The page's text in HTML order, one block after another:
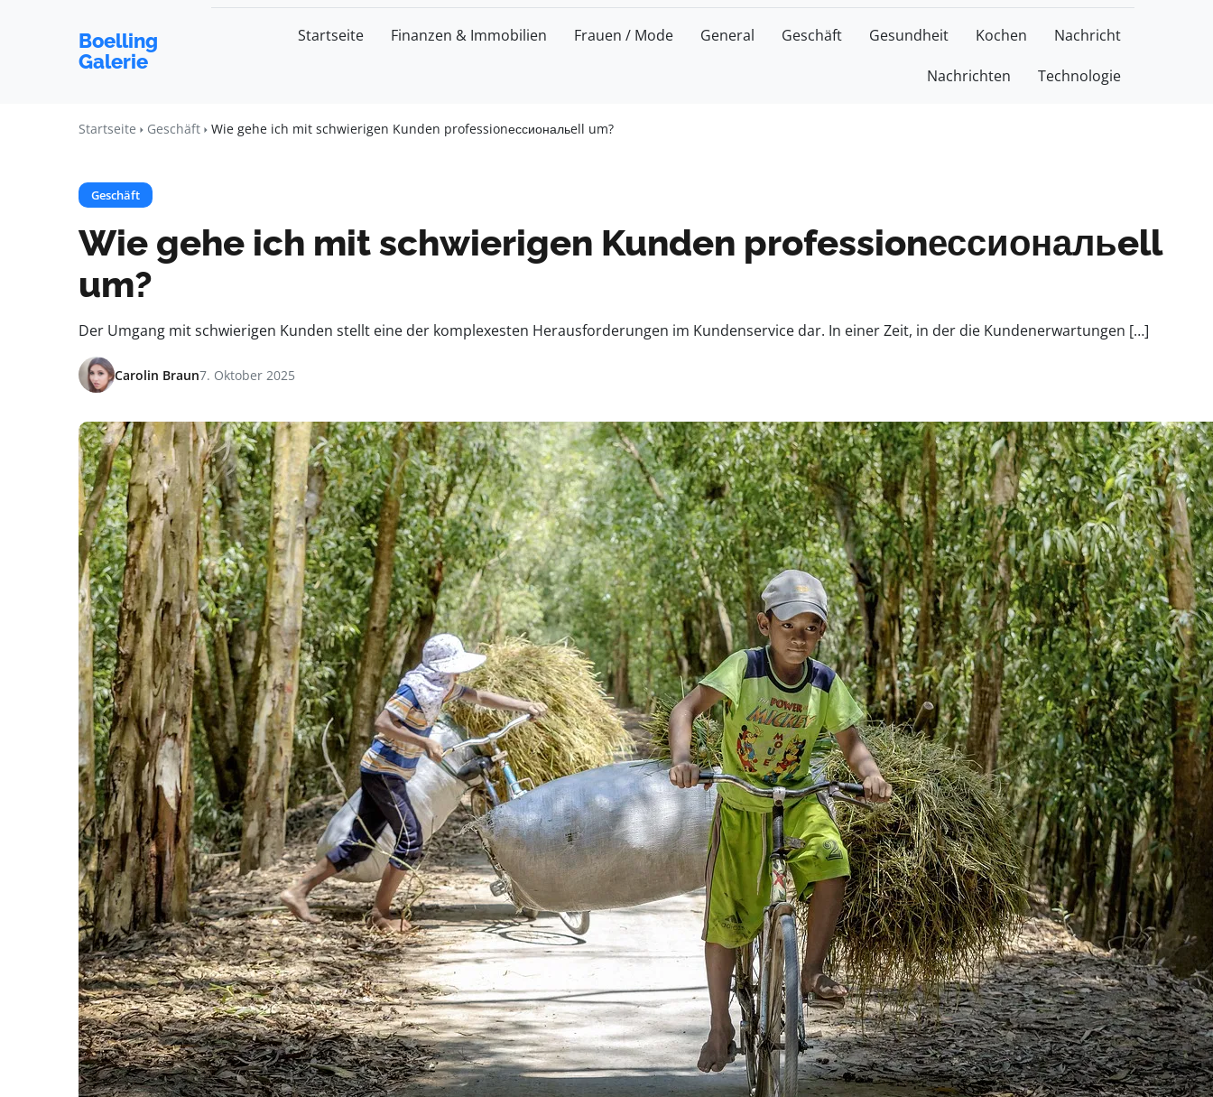
Boelling
Galerie
Startseite Finanzen & Immobilien Frauen / Mode General Geschäft Gesundheit Kochen Nachricht
Nachrichten Technologie
Startseite Geschäft Wie gehe ich mit schwierigen Kunden professionессиональell um?
Geschäft
Wie gehe ich mit schwierigen Kunden professionессиональell
um?
Der Umgang mit schwierigen Kunden stellt eine der komplexesten Herausforderungen im Kundenservice dar. In einer Zeit, in der die Kundenerwartungen […]
Carolin Braun7. Oktober 2025